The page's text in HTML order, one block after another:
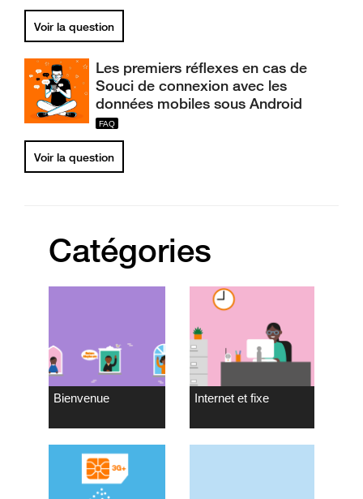
Voir la question
Les premiers réflexes en cas de
Souci de connexion avec les
données mobiles sous Android
Voir la question
Catégories
Bienvenue Internet et fixe